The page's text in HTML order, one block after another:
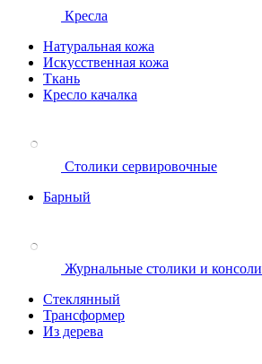
Кресла
Натуральная кожа
Искусственная кожа
Ткань
Кресло качалка
Столики сервировочные
Барный
Журнальные столики и консоли
Стеклянный
Трансформер
Из дерева